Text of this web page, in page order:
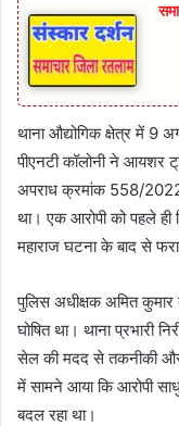
थाना औद्योगिक क्षेत्र में 9
पीएनटी कॉलोनी ने आयशर
अपराध क्रमांक 558/
था। एक आरोपी को पहले ही
महाराज घटना के बाद से
पुलिस अधीक्षक अमित
घोषित था। थाना प्रभारी
सेल की मदद से तकनीकी
में सामने आया कि आरोपी
बदल रहा था।